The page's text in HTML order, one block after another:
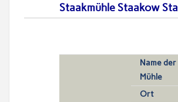
Staakmühle Staakow
Name der
Mühle
Ort